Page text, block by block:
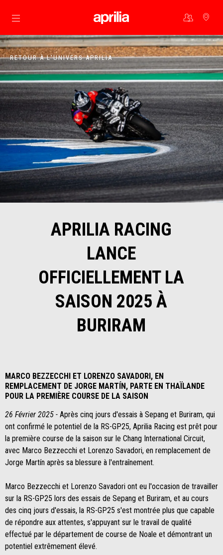
Aller au contenu principal
RETOUR À L'UNIVERS APRILIA
APRILIA RACING
LANCE
OFFICIELLEMENT LA
SAISON 2025 À
BURIRAM
MARCO BEZZECCHI ET LORENZO SAVADORI, EN
REMPLACEMENT DE JORGE MARTÍN, PARTE EN THAÏLANDE
POUR LA PREMIÈRE COURSE DE LA SAISON
26 Février 2025 - Après cinq jours d'essais à Sepang et Buriram, qui
ont confirmé le potentiel de la RS-GP25, Aprilia Racing est prêt pour
la première course de la saison sur le Chang International Circuit,
avec Marco Bezzecchi et Lorenzo Savadori, en remplacement de
Jorge Martín après sa blessure à l'entraînement.
Marco Bezzecchi et Lorenzo Savadori ont eu l'occasion de travailler
sur la RS-GP25 lors des essais de Sepang et Buriram, et au cours
des cinq jours d'essais, la RS-GP25 s'est montrée plus que capable
de répondre aux attentes, s'appuyant sur le travail de qualité
effectué par le département de course de Noale et démontrant un
potentiel extrêmement élevé.